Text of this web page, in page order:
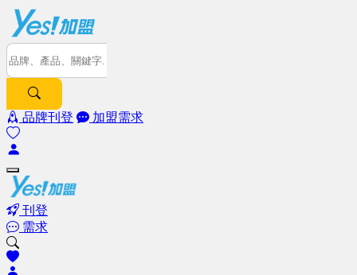
品牌刊登 加盟需求
刊登
需求